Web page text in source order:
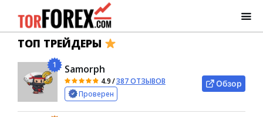
ТОП ТРЕЙДЕРЫ
1 Samorph
4.9/387 ОТЗЫВОВ
Проверен
Обзор